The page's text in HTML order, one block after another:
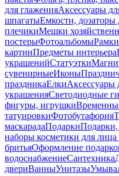
для глаженияАксессуары
шпагатыЕмкости,
плечикиМешки
постерыФотоальбомы
картинПредметы интерьера
украшенийСтатуэтки
сувенирныеИконы
праздникаЕлкиАксессуары
украшенияСветодиодные
фигуры, игрушки
татуировкиФотобутафория
маскарадаПодарки
наборы косметики для лица
бритьяОформление
водоснабжениеСантехника
двериВанныУнитазы